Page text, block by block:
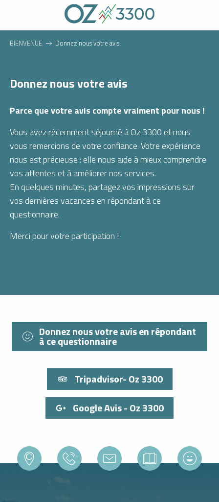
contenu
principal
BIENVENUE Donnez nous votre avis
Donnez nous votre avis
Parce que votre avis compte vraiment pour nous !
Vous avez récemment séjourné à Oz 3300 et nous
vous remercions de votre confiance. Votre expérience
nous est précieuse : elle nous aide à mieux comprendre
vos attentes et à améliorer nos services.
En quelques minutes, partagez vos impressions sur
vos dernières vacances en répondant à ce
questionnaire.
Merci pour votre participation !
Donnez nous votre avis en répondant
à ce questionnaire
Tripadvisor- Oz 3300
Google Avis - Oz 3300